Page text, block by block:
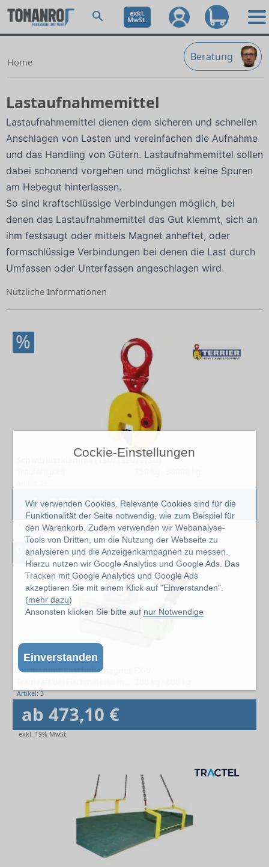
Cockie-Einstellungen
Wir verwenden Cookies. Relevante Cookies sind für die
Funktionalität der Seite notwendig, wie zum Beispiel für
den Warenkorb. Zudem verwenden wir Webanalyse-
Tools von Dritten, um die Nutzung der Webseite zu
analysieren und die Anzeigenkampagnen zu messen.
Hierzu nutzen wir Google Analytics und Google Ads. Das
Tracken mit Google Analytics und Google Ads
akzeptieren Sie mit einem Klick auf "Einverstanden".
(mehr dazu)
Ansonsten klicken Sie bitte auf nur Notwendige
Einverstanden
exkl.
MwSt.
Beratung
Home
Lastaufnahmemittel
Lastaufnahmemittel dienen dem sicheren und schnellen
Anschlagen von Lasten und vereinfachen die Aufnahme
und das Handling von Gütern. Lastaufnahmemittel sollen
dabei schonend vorgehen und möglichst keine Spuren
am Hebegut hinterlassen.
So sind kraftschlüssige Verbindungen möglich, bei
denen das Lastaufnahmemittel das Gut klemmt, sich an
ihm festsaugt oder mittels Magnet anheftet, oder
formschlüssige Verbindungen bei denen die Last durch
Umfassen oder Unterfassen angeschlagen wird.
Nützliche Informationen
%
ab 279,02 €
exkl. 19% MwSt.
%
Permanent Lasthebemagnet FX-V
Artikel: 3
ab 473,10 €
exkl. 19% MwSt.